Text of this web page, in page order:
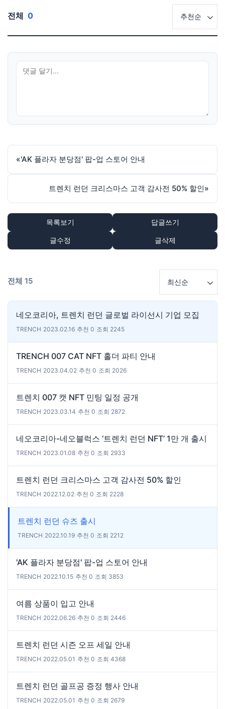
전체 0 추천순
«'AK 플라자 분당점' 팝-업 스토어 안내
트렌치 런던 크리스마스 고객 감사전 50% 할인»
목록보기 답글쓰기
글수정 글삭제
전체 15 최신순
네오코리아, 트렌치 런던 글로벌 라이선시 기업 모집
TRENCH 2023.02.16 추천 0 조회 2245
TRENCH 007 CAT NFT 홀더 파티 안내
TRENCH 2023.04.02 추천 0 조회 2026
트렌치 007 캣 NFT 민팅 일정 공개
TRENCH 2023.03.14 추천 0 조회 2872
네오코리아-네오블럭스 ‘트렌치 런던 NFT’ 1만 개 출시
TRENCH 2023.01.08 추천 0 조회 2933
트렌치 런던 크리스마스 고객 감사전 50% 할인
TRENCH 2022.12.02 추천 0 조회 2228
트렌치 런던 슈즈 출시
TRENCH 2022.10.19 추천 0 조회 2212
'AK 플라자 분당점' 팝-업 스토어 안내
TRENCH 2022.10.15 추천 0 조회 3853
여름 상품이 입고 안내
TRENCH 2022.06.26 추천 0 조회 2446
트렌치 런던 시즌 오프 세일 안내
TRENCH 2022.05.01 추천 0 조회 4368
트렌치 런던 골프공 증정 행사 안내
TRENCH 2022.05.01 추천 0 조회 2679